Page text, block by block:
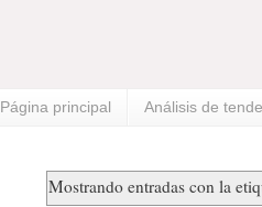
Página principal Análisis de
Mostrando entradas con la